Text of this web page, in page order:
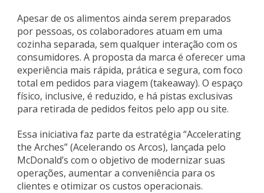
Apesar de os alimentos ainda serem preparados
por pessoas, os colaboradores atuam em uma
cozinha separada, sem qualquer interação com os
consumidores. A proposta da marca é oferecer uma
experiência mais rápida, prática e segura, com foco
total em pedidos para viagem (takeaway). O espaço
físico, inclusive, é reduzido, e há pistas exclusivas
para retirada de pedidos feitos pelo app ou site.
Essa iniciativa faz parte da estratégia “Accelerating
the Arches” (Acelerando os Arcos), lançada pelo
McDonald’s com o objetivo de modernizar suas
operações, aumentar a conveniência para os
clientes e otimizar os custos operacionais.